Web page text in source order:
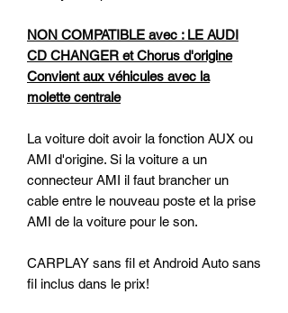
NON COMPATIBLE avec : LE AUDI
CD CHANGER et Chorus d'origine
Convient aux véhicules avec la
molette centrale
La voiture doit avoir la fonction AUX ou
AMI d'origine. Si la voiture a un
connecteur AMI il faut brancher un
cable entre le nouveau poste et la prise
AMI de la voiture pour le son.
CARPLAY sans fil et Android Auto sans
fil inclus dans le prix!